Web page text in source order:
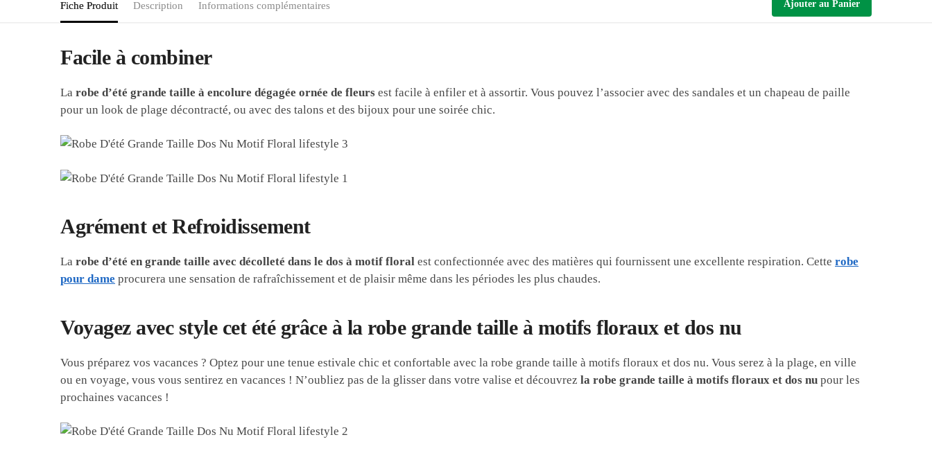
Fiche Produit Description Informations complémentaires Ajouter au Panier
Facile à combiner
Larobe d’été grande taille à encolure dégagée ornée de fleurs est facile à enfiler et à assortir. Vous pouvez l’associer avec des sandales et un chapeau de paille
pour un look de plage décontracté, ou avec des talons et des bijoux pour une soirée chic.
Agrément et Refroidissement
Larobe d’été en grande taille avec décolleté dans le dos à motif floral est confectionnée avec des matières qui fournissent une excellente respiration. Cetterobe
pour dame procurera une sensation de rafraîchissement et de plaisir même dans les périodes les plus chaudes.
Voyagez avec style cet été grâce à la robe grande taille à motifs floraux et dos nu
Vous préparez vos vacances ? Optez pour une tenue estivale chic et confortable avec la robe grande taille à motifs floraux et dos nu. Vous serez à la plage, en ville
ou en voyage, vous vous sentirez en vacances ! N’oubliez pas de la glisser dans votre valise et découvrezla robe grande taille à motifs floraux et dos nu pour les
prochaines vacances !